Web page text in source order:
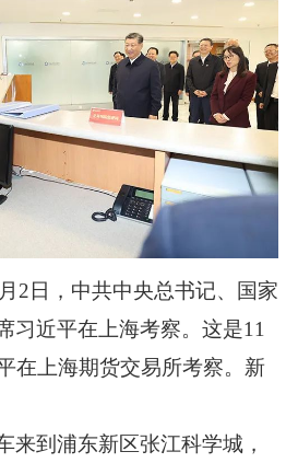
日，中共中央总书记、国家
习近平在上海考察。这是11
在上海期货交易所考察。新
到浦东新区张江科学城，